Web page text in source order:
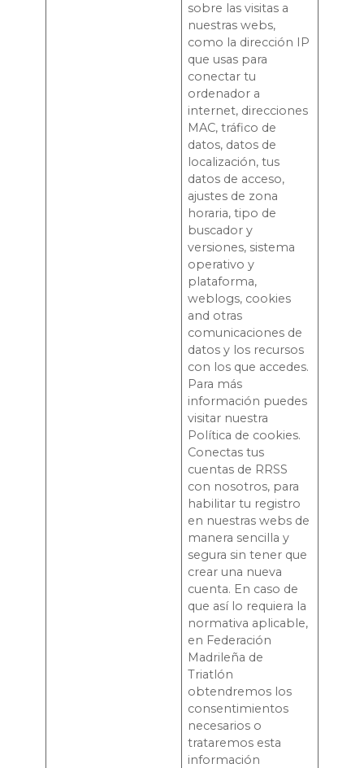
sobre las visitas a
nuestras webs,
como la dirección IP
que usas para
conectar tu
ordenador a
internet, direcciones
MAC, tráfico de
datos, datos de
localización, tus
datos de acceso,
ajustes de zona
horaria, tipo de
buscador y
versiones, sistema
operativo y
plataforma,
weblogs, cookies
and otras
comunicaciones de
datos y los recursos
con los que accedes.
Para más
información puedes
visitar nuestra
Política de cookies.
Conectas tus
cuentas de RRSS
con nosotros, para
habilitar tu registro
en nuestras webs de
manera sencilla y
segura sin tener que
crear una nueva
cuenta. En caso de
que así lo requiera la
normativa aplicable,
en Federación
Madrileña de
Triatlón
obtendremos los
consentimientos
necesarios o
trataremos esta
información